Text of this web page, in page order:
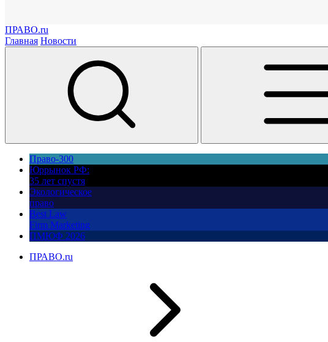
ПРАВО.ru
Главная Новости
Право-300
Юррынок РФ:
35 лет спустя
Экологическое
право
Best Law
Firm Marketing
ПМЮФ 2026
ПРАВО.ru